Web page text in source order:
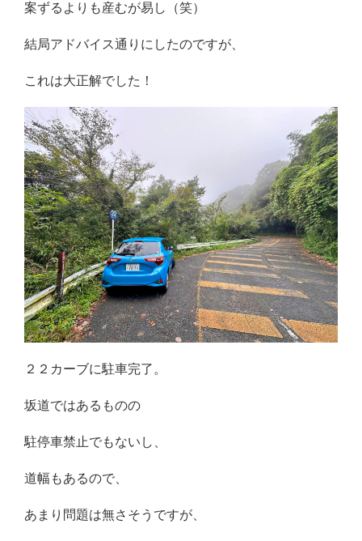
案ずるよりも産むが易し（笑）
結局アドバイス通りにしたのですが、
これは大正解でした！
２２カーブに駐車完了。
坂道ではあるものの
駐停車禁止でもないし、
道幅もあるので、
あまり問題は無さそうですが、